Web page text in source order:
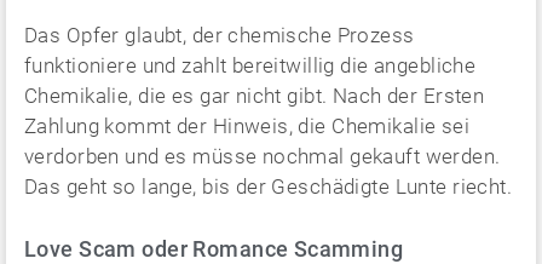
Das Opfer glaubt, der chemische Prozess
funktioniere und zahlt bereitwillig die angebliche
Chemikalie, die es gar nicht gibt. Nach der Ersten
Zahlung kommt der Hinweis, die Chemikalie sei
verdorben und es müsse nochmal gekauft werden.
Das geht so lange, bis der Geschädigte Lunte riecht.
Love Scam oder Romance Scamming